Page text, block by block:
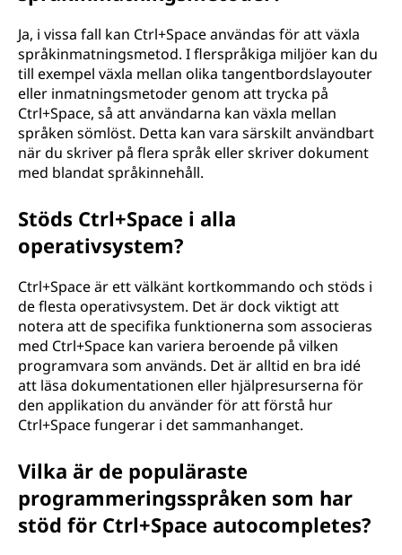
Ja, i vissa fall kan Ctrl+Space användas för att växla
språkinmatningsmetod. I flerspråkiga miljöer kan du
till exempel växla mellan olika tangentbordslayouter
eller inmatningsmetoder genom att trycka på
Ctrl+Space, så att användarna kan växla mellan
språken sömlöst. Detta kan vara särskilt användbart
när du skriver på flera språk eller skriver dokument
med blandat språkinnehåll.
Stöds Ctrl+Space i alla
operativsystem?
Ctrl+Space är ett välkänt kortkommando och stöds i
de flesta operativsystem. Det är dock viktigt att
notera att de specifika funktionerna som associeras
med Ctrl+Space kan variera beroende på vilken
programvara som används. Det är alltid en bra idé
att läsa dokumentationen eller hjälpresurserna för
den applikation du använder för att förstå hur
Ctrl+Space fungerar i det sammanhanget.
Vilka är de populäraste
programmeringsspråken som har
stöd för Ctrl+Space autocompletes?